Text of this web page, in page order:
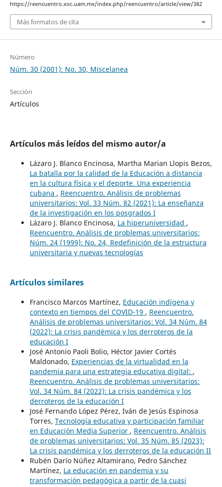
https://reencuentro.xoc.uam.mx/index.php/reencuentro/article/view/382
Más formatos de cita
Número
Núm. 30 (2001): No. 30, Miscelanea
Sección
Artículos
Artículos más leídos del mismo autor/a
Lázaro J. Blanco Encinosa, Martha Marian Llopis Bezos,
La batalla por la calidad de la Educación a distancia
en la cultura física y el deporte. Una experiencia
cubana , Reencuentro. Análisis de problemas
universitarios: Vol. 33 Núm. 82 (2021): La enseñanza
de la investigación en los posgrados I
Lázaro J. Blanco Encinosa, La hiperuniversidad ,
Reencuentro. Análisis de problemas universitarios:
Núm. 24 (1999): No. 24, Redefinición de la estructura
universitaria y nuevas tecnologías
Artículos similares
Francisco Marcos Martínez, Educación indígena y
contexto en tiempos del COVID-19 , Reencuentro.
Análisis de problemas universitarios: Vol. 34 Núm. 84
(2022): La crisis pandémica y los derroteros de la
educación I
José Antonio Paoli Bolio, Héctor Javier Cortés
Maldonado, Experiencias de la virtualidad en la
pandemia para una estrategia educativa digital: ,
Reencuentro. Análisis de problemas universitarios:
Vol. 34 Núm. 84 (2022): La crisis pandémica y los
derroteros de la educación I
José Fernando López Pérez, Iván de Jesús Espinosa
Torres, Tecnología educativa y participación familiar
en Educación Media Superior , Reencuentro. Análisis
de problemas universitarios: Vol. 35 Núm. 85 (2023):
La crisis pandémica y los derroteros de la educación II
Rubén Darío Núñez Altamirano, Pedro Sánchez
Martínez, La educación en pandemia y su
transformación pedagógica a partir de la cuasi